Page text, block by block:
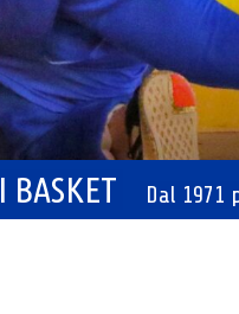
BASKET Dal 1971